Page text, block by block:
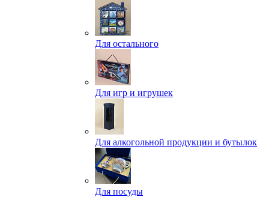
Для остального
Для игр и игрушек
Для алкогольной продукции и бутылок
Для посуды